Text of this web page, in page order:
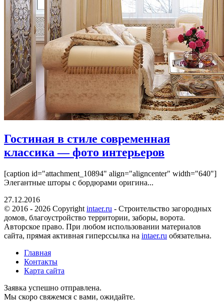
Гостиная в стиле современная
классика — фото интерьеров
[caption id="attachment_10894" align="aligncenter" width="640"]
Элегантные шторы с бордюрами оригина...
27.12.2016
© 2016 - 2026 Copyright intaer.ru - Cтроительство загородных
домов, благоустройство территории, заборы, ворота.
Авторское право. При любом использовании материалов
сайта, прямая активная гиперссылка на intaer.ru обязательна.
Главная
Контакты
Карта сайта
Заявка успешно отправлена.
Мы скоро свяжемся с вами, ожидайте.